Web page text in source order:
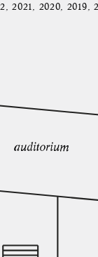
,2021, 2020, 2019,